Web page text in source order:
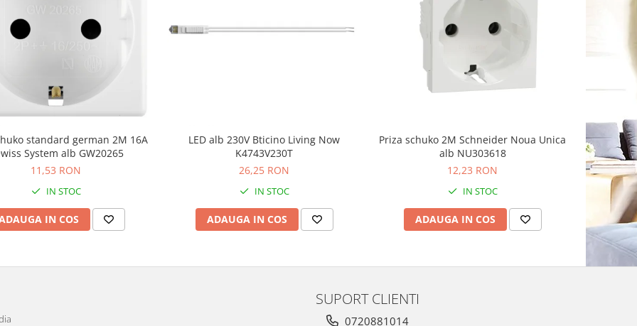
standard german 2M 16A
System alb GW20265
11,53 RON
IN STOC
IN COS
LED alb 230V Bticino Living Now
K4743V230T
26,25 RON
IN STOC
ADAUGA IN COS
Priza schuko 2M Schneider Noua Unica
alb NU303618
12,23 RON
IN STOC
ADAUGA IN COS
Priza
SUPORT CLIENTI
0720881014